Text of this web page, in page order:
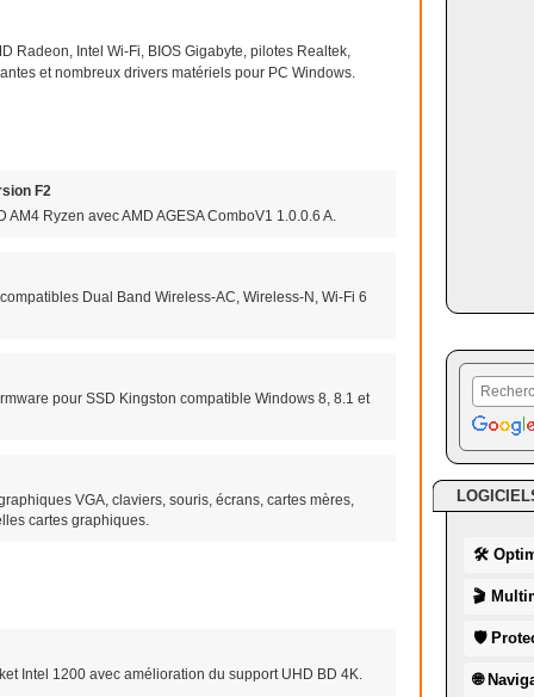
Radeon, Intel Wi-Fi, BIOS Gigabyte, pilotes Realtek,
et nombreux drivers matériels pour PC Windows.
F2
AM4 Ryzen avec AMD AGESA ComboV1 1.0.0.6 A.
Dual Band Wireless-AC, Wireless-N, Wi-Fi 6
pour SSD Kingston compatible Windows 8, 8.1 et
VGA, claviers, souris, écrans, cartes mères,
cartes graphiques.
Intel 1200 avec amélioration du support UHD BD 4K.
🛠
🎬
🛡
🌐